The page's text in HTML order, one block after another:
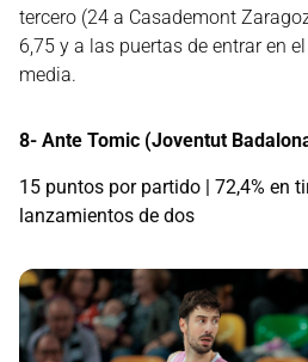
tercero (24 a Casademont
6,75 y a las puertas de entrar en
media.
8- Ante Tomic (Joventut
15 puntos por partido | 72,4% en
lanzamientos de dos